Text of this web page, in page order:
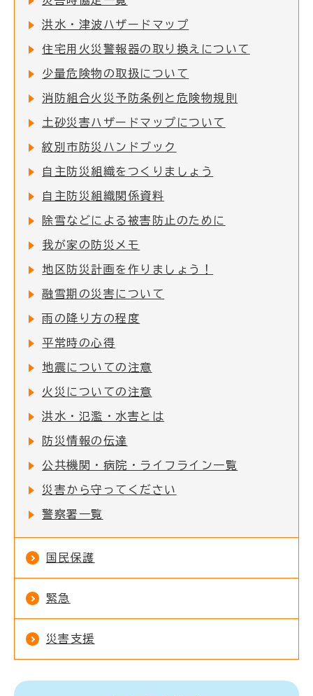
洪水・津波ハザードマップ
住宅用火災警報器の取り換えについて
少量危険物の取扱について
消防組合火災予防条例と危険物規則
土砂災害ハザードマップについて
紋別市防災ハンドブック
自主防災組織をつくりましょう
自主防災組織関係資料
除雪などによる被害防止のために
我が家の防災メモ
地区防災計画を作りましょう！
融雪期の災害について
雨の降り方の程度
平常時の心得
地震についての注意
火災についての注意
洪水・氾濫・水害とは
防災情報の伝達
公共機関・病院・ライフライン一覧
災害から守ってください
警察署一覧
国民保護
緊急
災害支援